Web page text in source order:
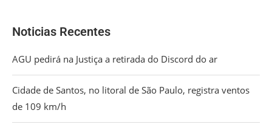
Noticias Recentes
AGU pedirá na Justiça a retirada do Discord do ar
Cidade de Santos, no litoral de São Paulo, registra ventos
de 109 km/h